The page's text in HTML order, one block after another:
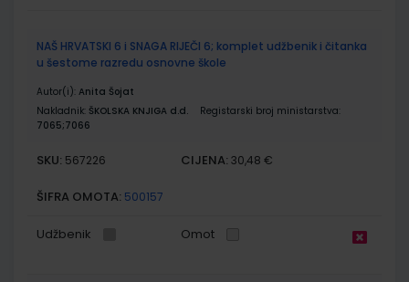
proizvodi
NAŠ HRVATSKI 6 i SNAGA RIJEČI 6; komplet udžbenik i čitanka
u šestome razredu osnovne škole
Autor(i): Anita Šojat
Nakladnik: ŠKOLSKA KNJIGA d.d.
Registarski broj ministarstva:
7065;7066
SKU: 567226 CIJENA: 30,48 €
ŠIFRA OMOTA: 500157
Udžbenik Omot